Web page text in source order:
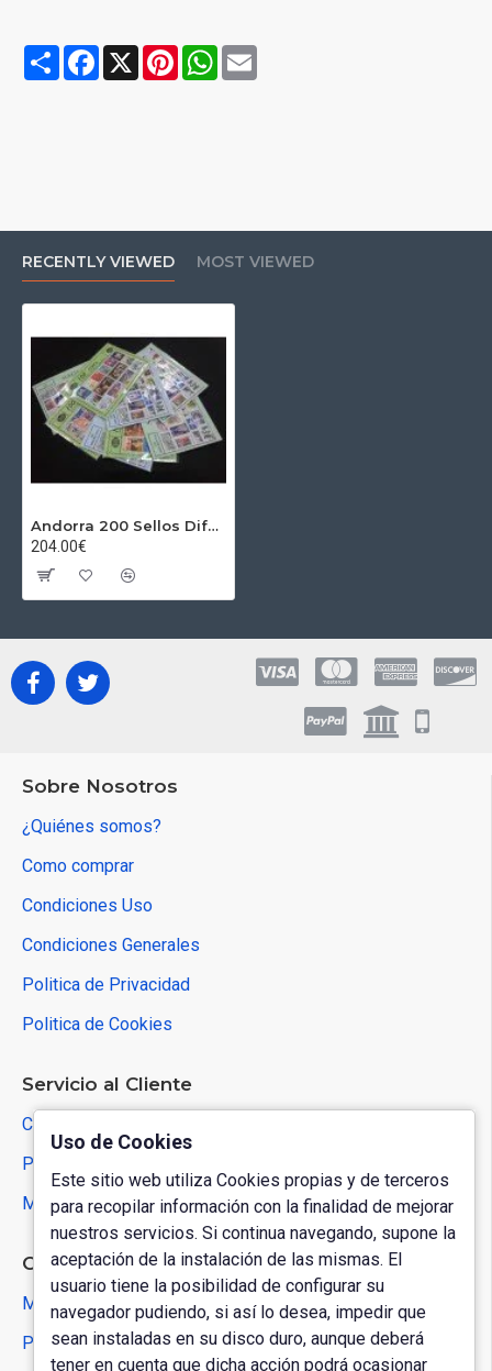
Share Facebook
X PinterestWhatsApp
RECENTLY VIEWED MOST VIEWED
Andorra 200 Sellos Diferentes
204.00€
Sobre Nosotros
¿Quiénes somos?
Como comprar
Condiciones Uso
Condiciones Generales
Politica de Privacidad
Politica de Cookies
Servicio al Cliente
Contactar
Política de Devoluciones
Mapa del Sitio
Cuenta de Usuario
Mi Cuenta
Pedidos
Uso de Cookies
Este sitio web utiliza Cookies propias y de terceros
para recopilar información con la finalidad de mejorar
nuestros servicios. Si continua navegando, supone la
aceptación de la instalación de las mismas. El
usuario tiene la posibilidad de configurar su
navegador pudiendo, si así lo desea, impedir que
sean instaladas en su disco duro, aunque deberá
tener en cuenta que dicha acción podrá ocasionar